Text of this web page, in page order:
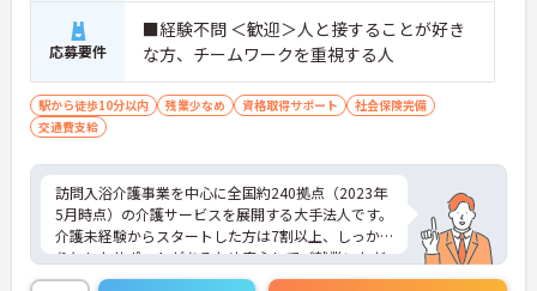
応募要件
■経験不問 ＜歓迎＞人と接することが好き
な方、チームワークを重視する人
駅から徒歩10分以内 残業少なめ 資格取得サポート
社会保険完備
交通費支給
訪問入浴介護事業を中心に全国約240拠点（2023年
5月時点）の介護サービスを展開する大手法人です。
介護未経験からスタートした方は7割以上、しっか
りとしたサポートがあるため安心してご就業いただ
けます。お風呂に入れなくて困っている方に、手を